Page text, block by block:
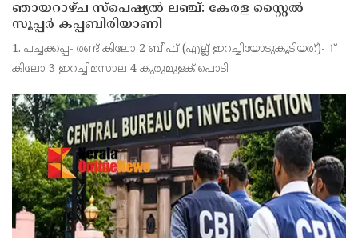
ഞായറാഴ്ച സ്പെഷ്യൽ ലഞ്ച്: കേരള സ്റ്റൈൽ
സൂപ്പർ കപ്പബിരിയാണി
1. പച്ചക്കപ്പ- രണ്ട് കിലോ 2 ബീഫ് (എല്ല് ഇറച്ചിയോടുകൂടിയത്)- 1്
കിലോ 3 ഇറച്ചിമസാല 4 കുരുമുളക് പൊടി